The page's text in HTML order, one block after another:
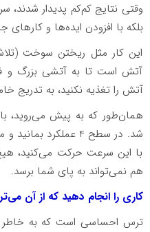
وقتی نتایج کم‌کم پدیدار شدند،
بلکه با افزودن ایده‌ها و کارهای
این کار مثل ریختن سوخت
آتش است تا به آتشی بزرگ و
آتش را تغذیه نکنید، به
همان‌طور که به پیش می‌روید،
شد. در سطح 4 عملکرد
با این سرعت حرکت می‌کنید،
هم نمی‌تواند به پای شما برسد.
کاری را انجام دهید که از آن
ترس احساسی است که به خاطر